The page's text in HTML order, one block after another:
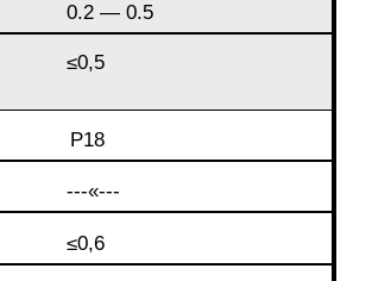
0.2 — 0.5
≤0,5
Р18
---«---
≤0,6